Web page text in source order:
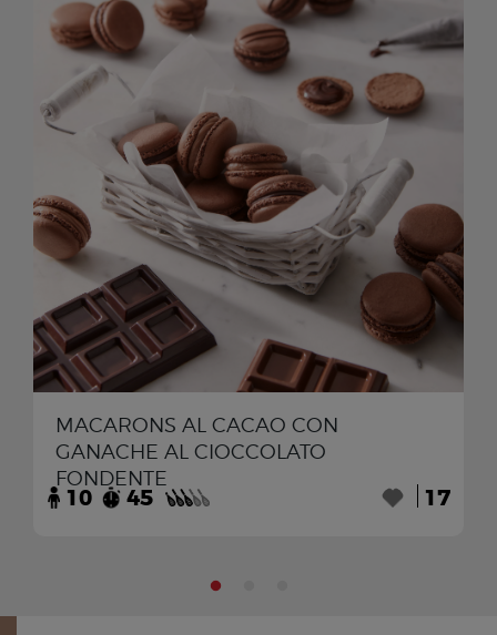
MACARONS AL CACAO CON
GANACHE AL CIOCCOLATO
FONDENTE
10 45 17